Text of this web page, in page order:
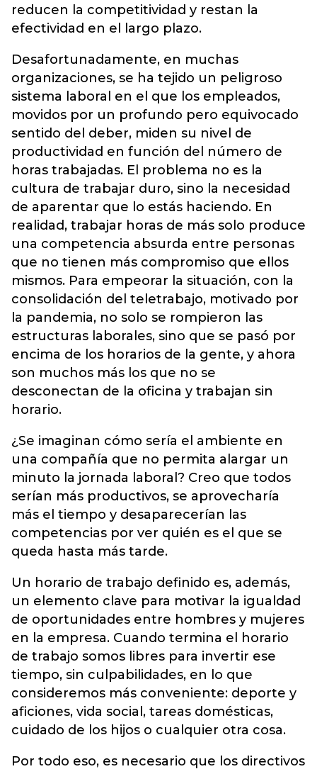
reducen la competitividad y restan la
efectividad en el largo plazo.
Desafortunadamente, en muchas
organizaciones, se ha tejido un peligroso
sistema laboral en el que los empleados,
movidos por un profundo pero equivocado
sentido del deber, miden su nivel de
productividad en función del número de
horas trabajadas. El problema no es la
cultura de trabajar duro, sino la necesidad
de aparentar que lo estás haciendo. En
realidad, trabajar horas de más solo produce
una competencia absurda entre personas
que no tienen más compromiso que ellos
mismos. Para empeorar la situación, con la
consolidación del teletrabajo, motivado por
la pandemia, no solo se rompieron las
estructuras laborales, sino que se pasó por
encima de los horarios de la gente, y ahora
son muchos más los que no se
desconectan de la oficina y trabajan sin
horario.
¿Se imaginan cómo sería el ambiente en
una compañía que no permita alargar un
minuto la jornada laboral? Creo que todos
serían más productivos, se aprovecharía
más el tiempo y desaparecerían las
competencias por ver quién es el que se
queda hasta más tarde.
Un horario de trabajo definido es, además,
un elemento clave para motivar la igualdad
de oportunidades entre hombres y mujeres
en la empresa. Cuando termina el horario
de trabajo somos libres para invertir ese
tiempo, sin culpabilidades, en lo que
consideremos más conveniente: deporte y
aficiones, vida social, tareas domésticas,
cuidado de los hijos o cualquier otra cosa.
Por todo eso, es necesario que los directivos